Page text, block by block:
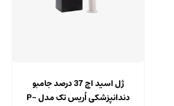
ژل اسید اچ 37 درصد جامبو
دندانپزشکی اُریس تک مدل P-